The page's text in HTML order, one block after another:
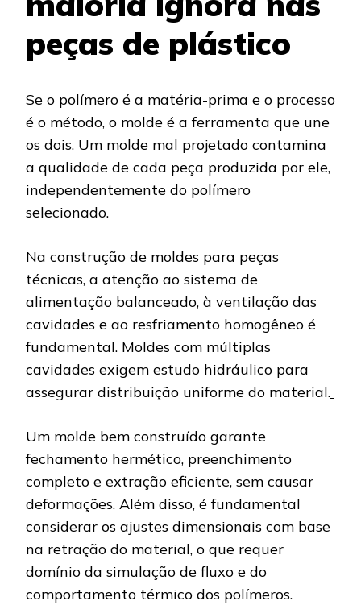
peças de plástico
Se o polímero é a matéria-prima e o processo
é o método, o molde é a ferramenta que une
os dois. Um molde mal projetado contamina
a qualidade de cada peça produzida por ele,
independentemente do polímero
selecionado.
Na construção de moldes para peças
técnicas, a atenção ao sistema de
alimentação balanceado, à ventilação das
cavidades e ao resfriamento homogêneo é
fundamental. Moldes com múltiplas
cavidades exigem estudo hidráulico para
assegurar distribuição uniforme do material.
Um molde bem construído garante
fechamento hermético, preenchimento
completo e extração eficiente, sem causar
deformações. Além disso, é fundamental
considerar os ajustes dimensionais com base
na retração do material, o que requer
domínio da simulação de fluxo e do
comportamento térmico dos polímeros.